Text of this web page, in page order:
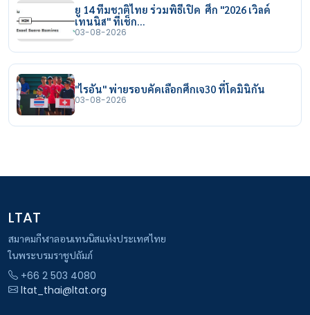
ยู 14 ทีมชาติไทย ร่วมพิธีเปิด ศึก "2026 เวิลด์
เทนนิส" ที่เช็ก…
03-08-2026
"ไรอัน" พ่ายรอบคัดเลือกศึกเจ30 ที่โดมินิกัน
03-08-2026
LTAT
สมาคมกีฬาลอนเทนนิสแห่งประเทศไทย
ในพระบรมราชูปถัมภ์
+66 2 503 4080
ltat_thai@ltat.org